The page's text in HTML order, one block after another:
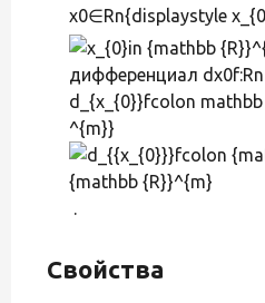
x0∈Rn{displaystyle
дифференциал
d_{x_{0}}fcolon
^{m}}
.
Свойства